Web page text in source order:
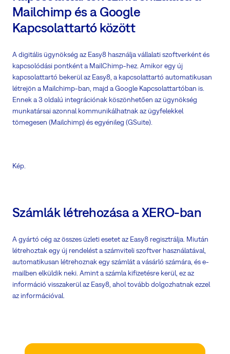
Mailchimp és a Google
Kapcsolattartó között
A digitális ügynökség az Easy8 használja vállalati szoftverként és
kapcsolódási pontként a MailChimp-hez. Amikor egy új
kapcsolattartó bekerül az Easy8, a kapcsolattartó automatikusan
létrejön a Mailchimp-ban, majd a Google Kapcsolattartóban is.
Ennek a 3 oldalú integrációnak köszönhetően az ügynökség
munkatársai azonnal kommunikálhatnak az ügyfelekkel
tömegesen (Mailchimp) és egyénileg (GSuite).
Kép.
Számlák létrehozása a XERO-ban
A gyártó cég az összes üzleti esetet az Easy8 regisztrálja. Miután
létrehoztak egy új rendelést a számviteli szoftver használatával,
automatikusan létrehoznak egy számlát a vásárló számára, és e-
mailben elküldik neki. Amint a számla kifizetésre kerül, ez az
információ visszakerül az Easy8, ahol tovább dolgozhatnak ezzel
az információval.